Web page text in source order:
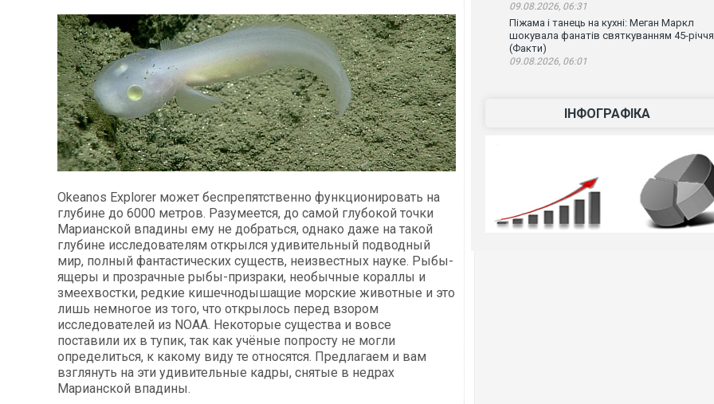
Okeanos Explorer может беспрепятственно функционировать на
глубине до 6000 метров. Разумеется, до самой глубокой точки
Марианской впадины ему не добраться, однако даже на такой
глубине исследователям открылся удивительный подводный
мир, полный фантастических существ, неизвестных науке. Рыбы-
ящеры и прозрачные рыбы-призраки, необычные кораллы и
змеехвостки, редкие кишечнодышащие морские животные и это
лишь немногое из того, что открылось перед взором
исследователей из NOAA. Некоторые существа и вовсе
поставили их в тупик, так как учёные попросту не могли
определиться, к какому виду те относятся. Предлагаем и вам
взглянуть на эти удивительные кадры, снятые в недрах
Марианской впадины.
09.08.2026, 06:31
Піжама і танець на кухні: Меган Маркл
шокувала фанатів святкуванням 45-річчя
(Факти)
09.08.2026, 06:01
ІНФОГРАФІКА